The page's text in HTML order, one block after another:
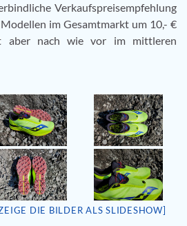
Verkaufspreisempfehlung
im Gesamtmarkt um 10,- €
nach wie vor im mittleren
DIE BILDER ALS SLIDESHOW]